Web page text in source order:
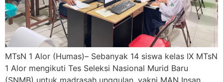
MTsN 1 Alor (Humas)– Sebanyak 14 siswa kelas IX MTsN
1 Alor mengikuti Tes Seleksi Nasional Murid Baru
(SNMB) untuk madrasah unggulan, yakni MAN Insan